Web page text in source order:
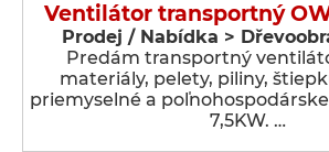
Ventilátor transportný
Prodej / Nabídka >
Predám transportný
materiály, pelety, piliny,
priemyselné a
7,5KW. …